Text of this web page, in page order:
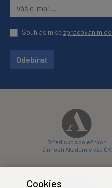
Souhlasím sezpracováním
Odebírat
Středisko společných
činností Akademie věd ČR
Cookies